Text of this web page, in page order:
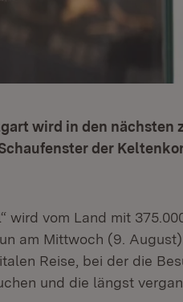
wird in den nächsten
der
wird vom Land mit
am Mittwoch (9.
Reise, bei der die
und die längst